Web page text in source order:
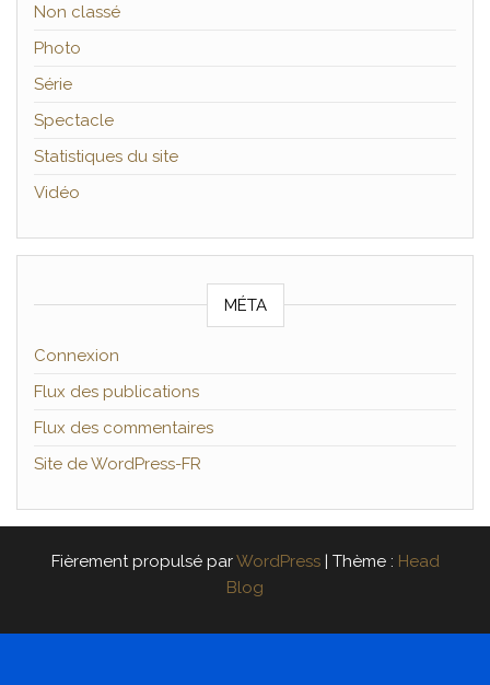
Non classé
Photo
Série
Spectacle
Statistiques du site
Vidéo
MÉTA
Connexion
Flux des publications
Flux des commentaires
Site de WordPress-FR
Fièrement propulsé parWordPress | Thème : Head
Blog